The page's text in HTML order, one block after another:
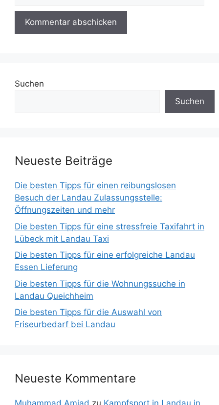
Suchen
Suchen
Neueste Beiträge
Die besten Tipps für einen reibungslosen
Besuch der Landau Zulassungsstelle:
Öffnungszeiten und mehr
Die besten Tipps für eine stressfreie Taxifahrt in
Lübeck mit Landau Taxi
Die besten Tipps für eine erfolgreiche Landau
Essen Lieferung
Die besten Tipps für die Wohnungssuche in
Landau Queichheim
Die besten Tipps für die Auswahl von
Friseurbedarf bei Landau
Neueste Kommentare